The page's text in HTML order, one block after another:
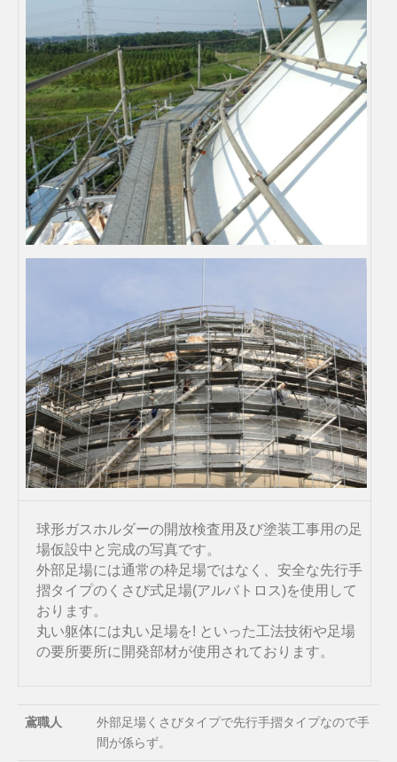
球形ガスホルダーの開放検査用及び塗装工事用の足
場仮設中と完成の写真です。
外部足場には通常の枠足場ではなく、安全な先行手
摺タイプのくさび式足場(アルバトロス)を使用して
おります。
丸い躯体には丸い足場を! といった工法技術や足場
の要所要所に開発部材が使用されております。
鳶職人
外部足場くさびタイプで先行手摺タイプなので手
間が係らず。